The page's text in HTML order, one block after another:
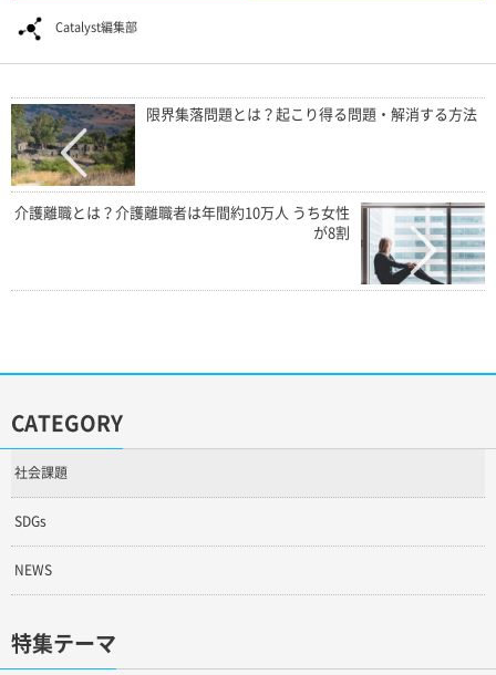
Catalyst編集部
限界集落問題とは？起こり得る問題・解消する方法
介護離職とは？介護離職者は年間約10万人 うち女性
が8割
CATEGORY
社会課題
SDGs
NEWS
特集テーマ